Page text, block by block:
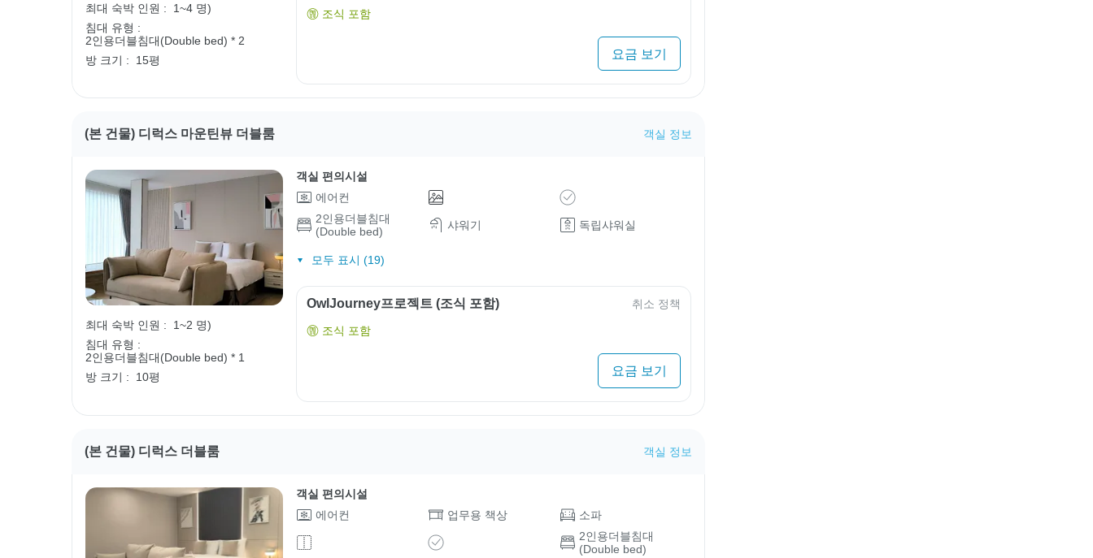
최대 숙박 인원 :
1~4 명)
침대 유형 :
2인용더블침대(Double bed) * 2
방 크기 :
15평
조식 포함
요금 보기
(본 건물) 디럭스 마운틴뷰 더블룸 객실 정보
최대 숙박 인원 :
1~2 명)
침대 유형 :
2인용더블침대(Double bed) * 1
방 크기 :
10평
객실 편의시설
에어컨
2인용더블침대
(Double bed)
샤워기 독립샤워실
모두 표시 (19)
OwlJourney프로젝트 (조식 포함) 취소 정책
조식 포함
요금 보기
(본 건물) 디럭스 더블룸 객실 정보
객실 편의시설
에어컨
업무용 책상
소파
2인용더블침대
(Double bed)